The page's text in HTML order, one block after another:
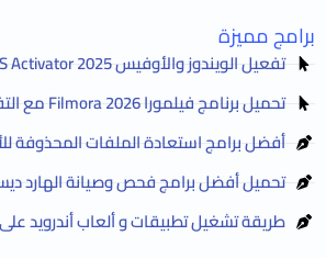
برامج مميزة
تفعيل الويندوز والأوفيس HEU KMS Activator 2025
تحميل برنامج فيلمورا Filmora 2026 مع التفعيل
أفضل برامج استعادة الملفات المحذوفة
تحميل أفضل برامج فحص وصيانة الهارد
طريقة تشغيل تطبيقات و ألعاب أندرويد